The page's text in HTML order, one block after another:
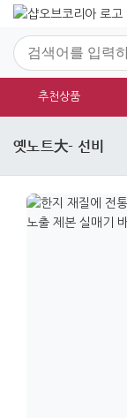
추천상품
옛노트大- 선비